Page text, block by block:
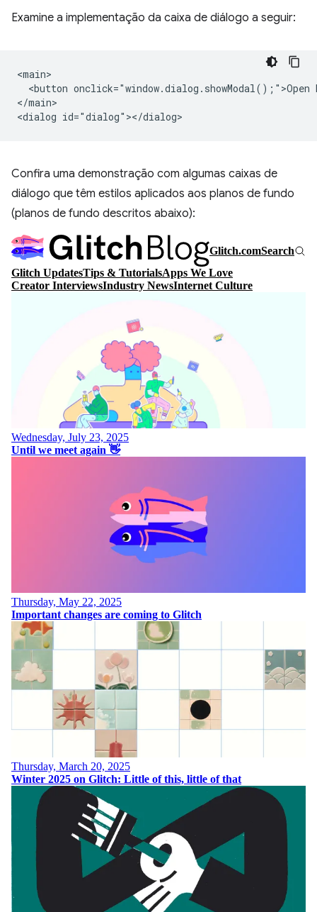
Examine a implementação da caixa de diálogo a seguir:
<main>
<button onclick="window.dialog.showModal();">Open
</main>
Confira uma demonstração com algumas caixas de
diálogo que têm estilos aplicados aos planos de fundo
(planos de fundo descritos abaixo):